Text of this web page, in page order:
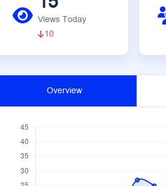
Views Today
10
Overview